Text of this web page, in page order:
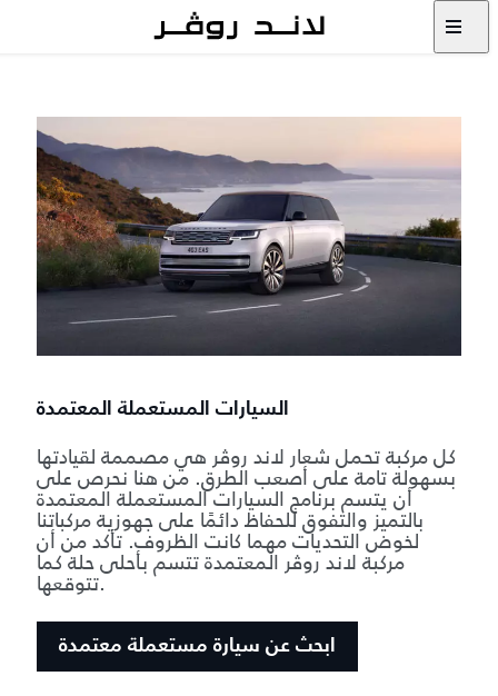
السيارات المستعملة المعتمدة
كل مركبة تحمل شعار لاند روڤر هي مصممة لقيادتها
بسهولة تامة على أصعب الطرق. من هنا نحرص على
أن يتسم برنامج السيارات المستعملة المعتمدة
بالتميز والتفوق للحفاظ دائمًا على جهوزية مركباتنا
لخوض التحديات مهما كانت الظروف. تأكد من أن
مركبة لاند روڤر المعتمدة تتسم بأحلى حلة كما
تتوقعها.
ابحث عن سيارة مستعملة معتمدة